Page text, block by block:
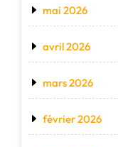
mai 2026
avril 2026
mars 2026
février 2026